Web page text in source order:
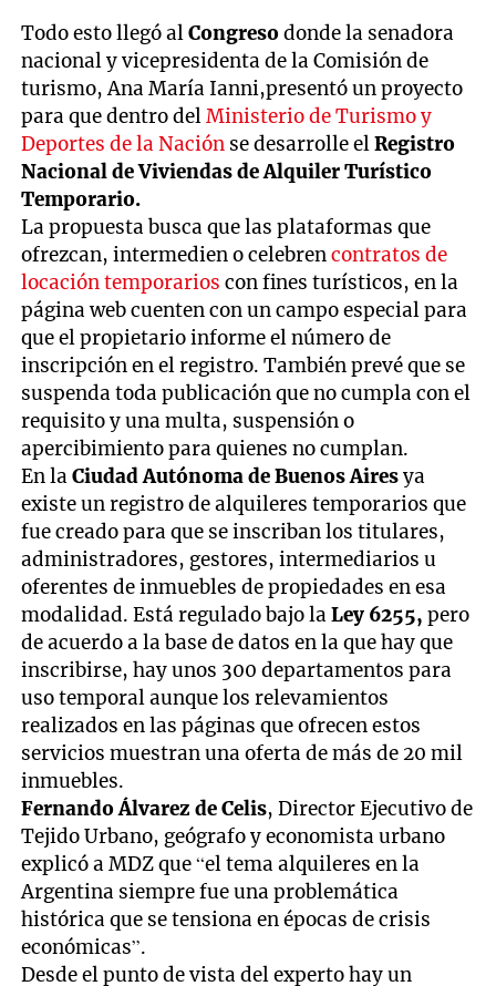
Todo esto llegó alCongresodonde la senadora
nacional y vicepresidenta de la Comisión de
turismo, Ana María Ianni,presentó un proyecto
para que dentro delMinisterio de Turismo y
Deportes de la Nación se desarrolle elRegistro
Nacional de Viviendas de Alquiler Turístico
Temporario.
La propuesta busca que las plataformas que
ofrezcan, intermedien o celebrencontratos de
locación temporarios con fines turísticos, en la
página web cuenten con un campo especial para
que el propietario informe el número de
inscripción en el registro. También prevé que se
suspenda toda publicación que no cumpla con el
requisito y una multa, suspensión o
apercibimiento para quienes no cumplan.
En laCiudad Autónoma de Buenos Airesya
existe un registro de alquileres temporarios que
fue creado para que se inscriban los titulares,
administradores, gestores, intermediarios u
oferentes de inmuebles de propiedades en esa
modalidad. Está regulado bajo laLey 6255,pero
de acuerdo a la base de datos en la que hay que
inscribirse, hay unos 300 departamentos para
uso temporal aunque los relevamientos
realizados en las páginas que ofrecen estos
servicios muestran una oferta de más de 20 mil
inmuebles.
Fernando Álvarez de Celis, Director Ejecutivo de
Tejido Urbano, geógrafo y economista urbano
explicó a MDZ que “el tema alquileres en la
Argentina siempre fue una problemática
histórica que se tensiona en épocas de crisis
económicas”.
Desde el punto de vista del experto hay un